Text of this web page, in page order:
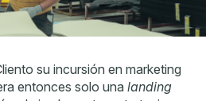
su incursión en marketing
entonces solo una landing